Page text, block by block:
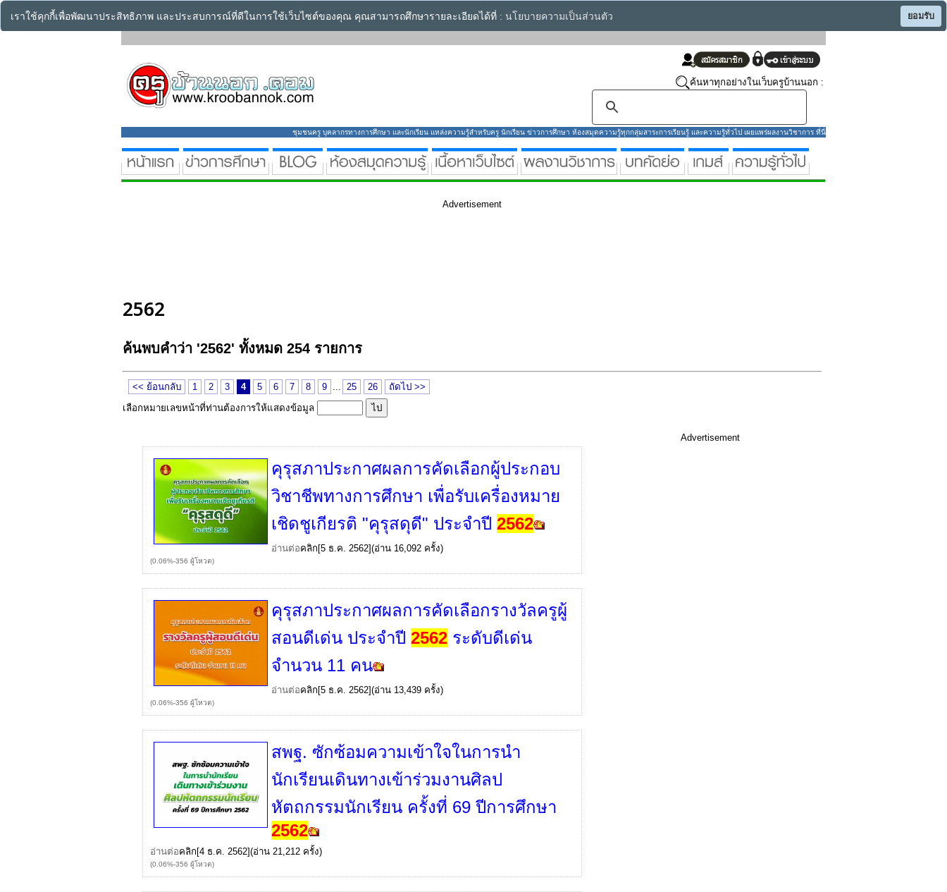
เราใช้คุกกี้เพื่อพัฒนาประสิทธิภาพ และประสบการณ์ที่ดีในการใช้เว็บไซต์ของคุณ คุณสามารถศึกษารายละเอียดได้ที่ : นโยบายความเป็นส่วนตัว ยอมรับ
ค้นหาทุกอย่างในเว็บครูบ้านนอก :
ชุมชนครู บุคลากรทางการศึกษา และนักเรียน แหล่งความรู้สำหรับครู นักเรียน ข่าวการศึกษา ห้องสมุดความรู้ทุกกลุ่มสาระการเรียนรู้ และความรู้ทั่วไป เผยแพร่ผลงานวิชาการ ที่นี่
Advertisement
2562
ค้นพบคำว่า '2562' ทั้งหมด 254 รายการ
<< ย้อนกลับ 1 2 3 4 5 6 7 8 9 25 26
ถัดไป >>
เลือกหมายเลขหน้าที่ท่านต้องการให้แสดงข้อมูล
คุรุสภาประกาศผลการคัดเลือกผู้ประกอบ
วิชาชีพทางการศึกษา เพื่อรับเครื่องหมาย
เชิดชูเกียรติ "คุรุสดุดี" ประจำปี2562
อ่านต่อคลิก[5 ธ.ค. 2562](อ่าน 16,092 ครั้ง)
(0.06%-356 ผู้โหวต)
คุรุสภาประกาศผลการคัดเลือกรางวัลครูผู้
สอนดีเด่น ประจำปี2562 ระดับดีเด่น
จำนวน 11 คน
อ่านต่อคลิก[5 ธ.ค. 2562](อ่าน 13,439 ครั้ง)
(0.06%-356 ผู้โหวต)
สพฐ. ซักซ้อมความเข้าใจในการนำ
นักเรียนเดินทางเข้าร่วมงานศิลป
หัตถกรรมนักเรียน ครั้งที่ 69 ปีการศึกษา
2562
อ่านต่อคลิก[4 ธ.ค. 2562](อ่าน 21,212 ครั้ง)
(0.06%-356 ผู้โหวต)
Advertisement